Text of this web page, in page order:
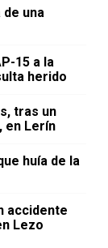
una
15 a la
herido
tras un
en Lerín
huía de la
accidente
Lezo